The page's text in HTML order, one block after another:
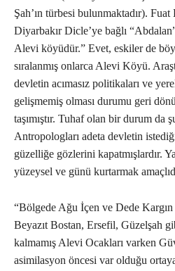
Şah’ın türbesi bulunmaktadır).
Diyarbakır Dicle’ye bağlı
Alevi köyüdür.” Evet, eskiler de
sıralanmış onlarca Alevi Köyü.
devletin acımasız politikaları ve
gelişmemiş olması durumu geri
taşımıştır. Tuhaf olan bir durum da
Antropologları adeta devletin
güzelliğe gözlerini kapatmışlardır.
yüzeysel ve günü kurtarmak
“Bölgede Ağu İçen ve Dede Kargın
Beyazıt Bostan, Ersefil, Güzelşah
kalmamış Alevi Ocakları varken
asimilasyon öncesi var olduğu